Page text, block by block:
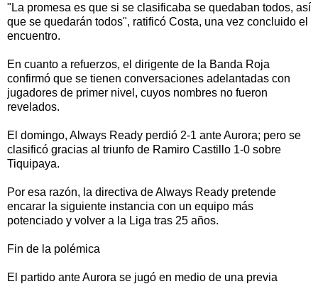
"La promesa es que si se clasificaba se quedaban todos, así
que se quedarán todos", ratificó Costa, una vez concluido el
encuentro.
En cuanto a refuerzos, el dirigente de la Banda Roja
confirmó que se tienen conversaciones adelantadas con
jugadores de primer nivel, cuyos nombres no fueron
revelados.
El domingo, Always Ready perdió 2-1 ante Aurora; pero se
clasificó gracias al triunfo de Ramiro Castillo 1-0 sobre
Tiquipaya.
Por esa razón, la directiva de Always Ready pretende
encarar la siguiente instancia con un equipo más
potenciado y volver a la Liga tras 25 años.
Fin de la polémica
El partido ante Aurora se jugó en medio de una previa